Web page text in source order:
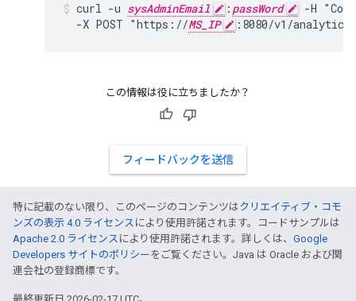
curl -u sysAdminEmail : passWord
-H
  -X POST "https://
MS_IP :8080/v1/analytics/
この情報は役に立ちましたか？
フィードバックを送信
特に記載のない限り、このページのコンテンツはクリエイティブ・コモ
ンズの表示 4.0 ライセンス により使用許諾されます。コードサンプルは
Apache 2.0 ライセンス により使用許諾されます。詳しくは、 Google
Developers サイトのポリシー をご覧ください。Java は Oracle および関
連会社の登録商標です。